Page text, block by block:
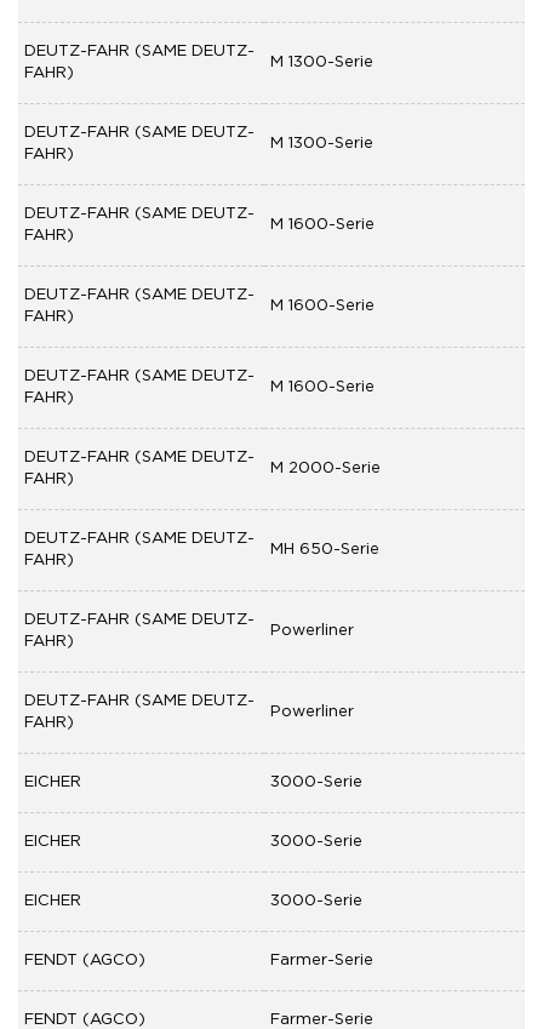
DEUTZ-FAHR (SAME DEUTZ-
FAHR)
M 1300-Serie
DEUTZ-FAHR (SAME DEUTZ-
FAHR)
M 1300-Serie
DEUTZ-FAHR (SAME DEUTZ-
FAHR)
M 1600-Serie
DEUTZ-FAHR (SAME DEUTZ-
FAHR)
M 1600-Serie
DEUTZ-FAHR (SAME DEUTZ-
FAHR)
M 1600-Serie
DEUTZ-FAHR (SAME DEUTZ-
FAHR)
M 2000-Serie
DEUTZ-FAHR (SAME DEUTZ-
FAHR)
MH 650-Serie
DEUTZ-FAHR (SAME DEUTZ-
FAHR)
Powerliner
DEUTZ-FAHR (SAME DEUTZ-
FAHR)
Powerliner
EICHER 3000-Serie
EICHER 3000-Serie
EICHER 3000-Serie
FENDT (AGCO) Farmer-Serie
FENDT (AGCO) Farmer-Serie